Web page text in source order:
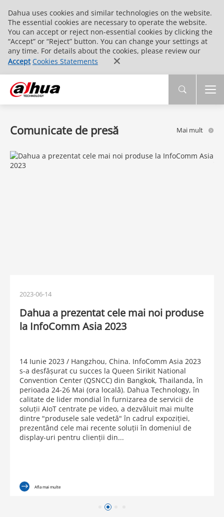
Dahua uses cookies and similar technologies on the website.
The essential cookies are necessary to operate the website.
You can accept or reject non-essential cookies by clicking the
“Accept” or “Reject” button. You can change your settings at
any time. For details about the cookies, please review our
Accept Cookies Statements
Comunicate de presă Mai mult
2023-06-14
Dahua a prezentat cele mai noi produse
la InfoComm Asia 2023
14 Iunie 2023 / Hangzhou, China. InfoComm Asia 2023
s-a desfășurat cu succes la Queen Sirikit National
Convention Center (QSNCC) din Bangkok, Thailanda, în
perioada 24-26 Mai (ora locală). Dahua Technology, în
calitate de lider mondial în furnizarea de servicii de
soluții AIoT centrate pe video, a dezvăluit mai multe
dintre "produsele sale vedetă" în cadrul expoziției,
prezentând cele mai recente soluții în domeniul de
display-uri pentru clienții din...
Afla mai multe